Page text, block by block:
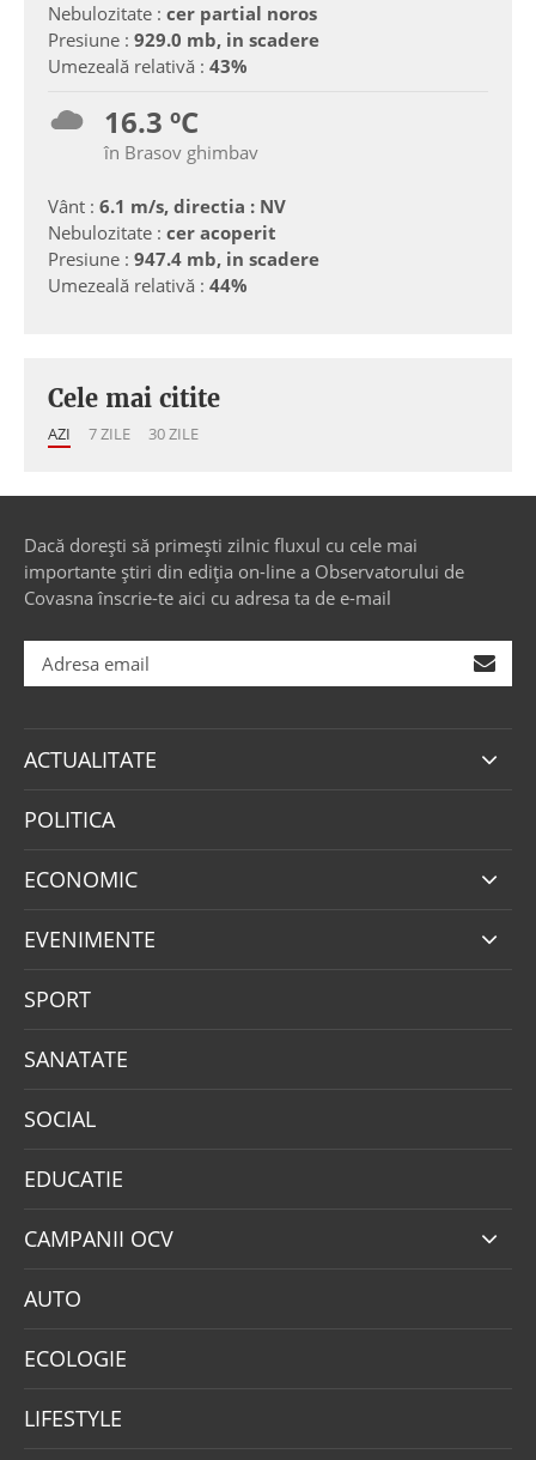
Nebulozitate : cer partial noros
Presiune : 929.0 mb, in scadere
Umezeală relativă : 43%
16.3 ºC
în Brasov ghimbav
Vânt : 6.1 m/s, directia : NV
Nebulozitate : cer acoperit
Presiune : 947.4 mb, in scadere
Umezeală relativă : 44%
Cele mai citite
AZI 7 ZILE 30 ZILE
Dacă dorești să primești zilnic fluxul cu cele mai
importante știri din ediția on-line a Observatorului de
Covasna înscrie-te aici cu adresa ta de e-mail
ACTUALITATE
POLITICA
ECONOMIC
EVENIMENTE
SPORT
SANATATE
SOCIAL
EDUCATIE
CAMPANII OCV
AUTO
ECOLOGIE
LIFESTYLE